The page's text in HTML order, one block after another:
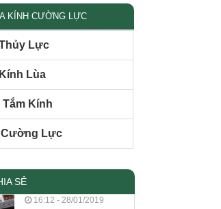
KÍNH CƯỜNG LỰC
Lực
Lùa
Tắm Kính
Cường Lực
SẺ
16:12 - 28/01/2019